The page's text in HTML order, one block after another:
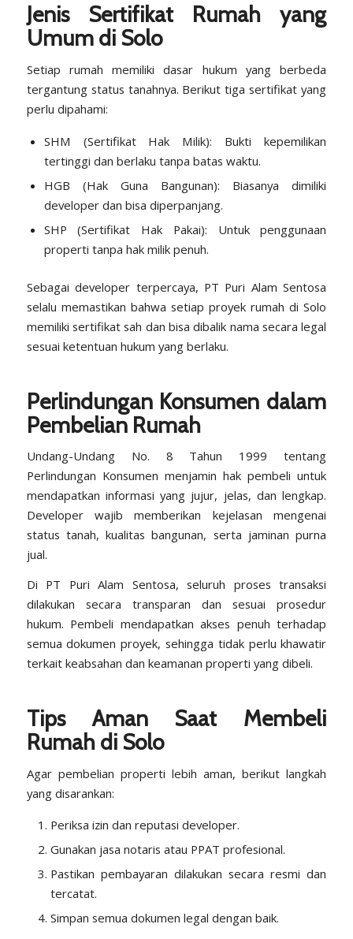
Jenis Sertifikat Rumah yang
Umum di Solo
Setiap rumah memiliki dasar hukum yang berbeda
tergantung status tanahnya. Berikut tiga sertifikat yang
perlu dipahami:
SHM (Sertifikat Hak Milik): Bukti kepemilikan
tertinggi dan berlaku tanpa batas waktu.
HGB (Hak Guna Bangunan): Biasanya dimiliki
developer dan bisa diperpanjang.
SHP (Sertifikat Hak Pakai): Untuk penggunaan
properti tanpa hak milik penuh.
Sebagai developer terpercaya, PT Puri Alam Sentosa
selalu memastikan bahwa setiap proyek rumah di Solo
memiliki sertifikat sah dan bisa dibalik nama secara legal
sesuai ketentuan hukum yang berlaku.
Perlindungan Konsumen dalam
Pembelian Rumah
Undang-Undang No. 8 Tahun 1999 tentang
Perlindungan Konsumen menjamin hak pembeli untuk
mendapatkan informasi yang jujur, jelas, dan lengkap.
Developer wajib memberikan kejelasan mengenai
status tanah, kualitas bangunan, serta jaminan purna
jual.
Di PT Puri Alam Sentosa, seluruh proses transaksi
dilakukan secara transparan dan sesuai prosedur
hukum. Pembeli mendapatkan akses penuh terhadap
semua dokumen proyek, sehingga tidak perlu khawatir
terkait keabsahan dan keamanan properti yang dibeli.
Tips Aman Saat Membeli
Rumah di Solo
Agar pembelian properti lebih aman, berikut langkah
yang disarankan:
Periksa izin dan reputasi developer.
Gunakan jasa notaris atau PPAT profesional.
Pastikan pembayaran dilakukan secara resmi dan
tercatat.
Simpan semua dokumen legal dengan baik.